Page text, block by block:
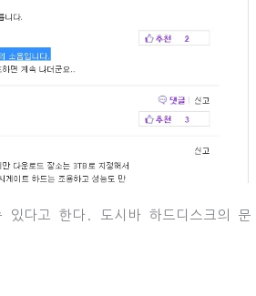
다고 한다. 도시바 하드디스크의 문